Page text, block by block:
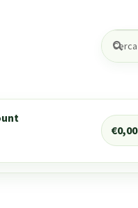
Cerca:
Cerca
€0,00